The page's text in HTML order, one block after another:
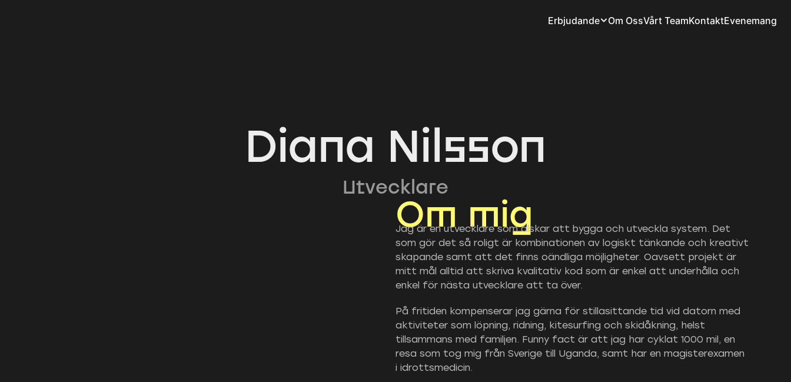
Erbjudande Om OssVårt TeamKontaktEvenemang
Diana Nilsson
Utvecklare
Om mig
Jag är en utvecklare som älskar att bygga och utveckla system. Det
som gör det så roligt är kombinationen av logiskt tänkande och kreativt
skapande samt att det finns oändliga möjligheter. Oavsett projekt är
mitt mål alltid att skriva kvalitativ kod som är enkel att underhålla och
enkel för nästa utvecklare att ta över.
På fritiden kompenserar jag gärna för stillasittande tid vid datorn med
aktiviteter som löpning, ridning, kitesurfing och skidåkning, helst
tillsammans med familjen. Funny fact är att jag har cyklat 1000 mil, en
resa som tog mig från Sverige till Uganda, samt har en magisterexamen
i idrottsmedicin.